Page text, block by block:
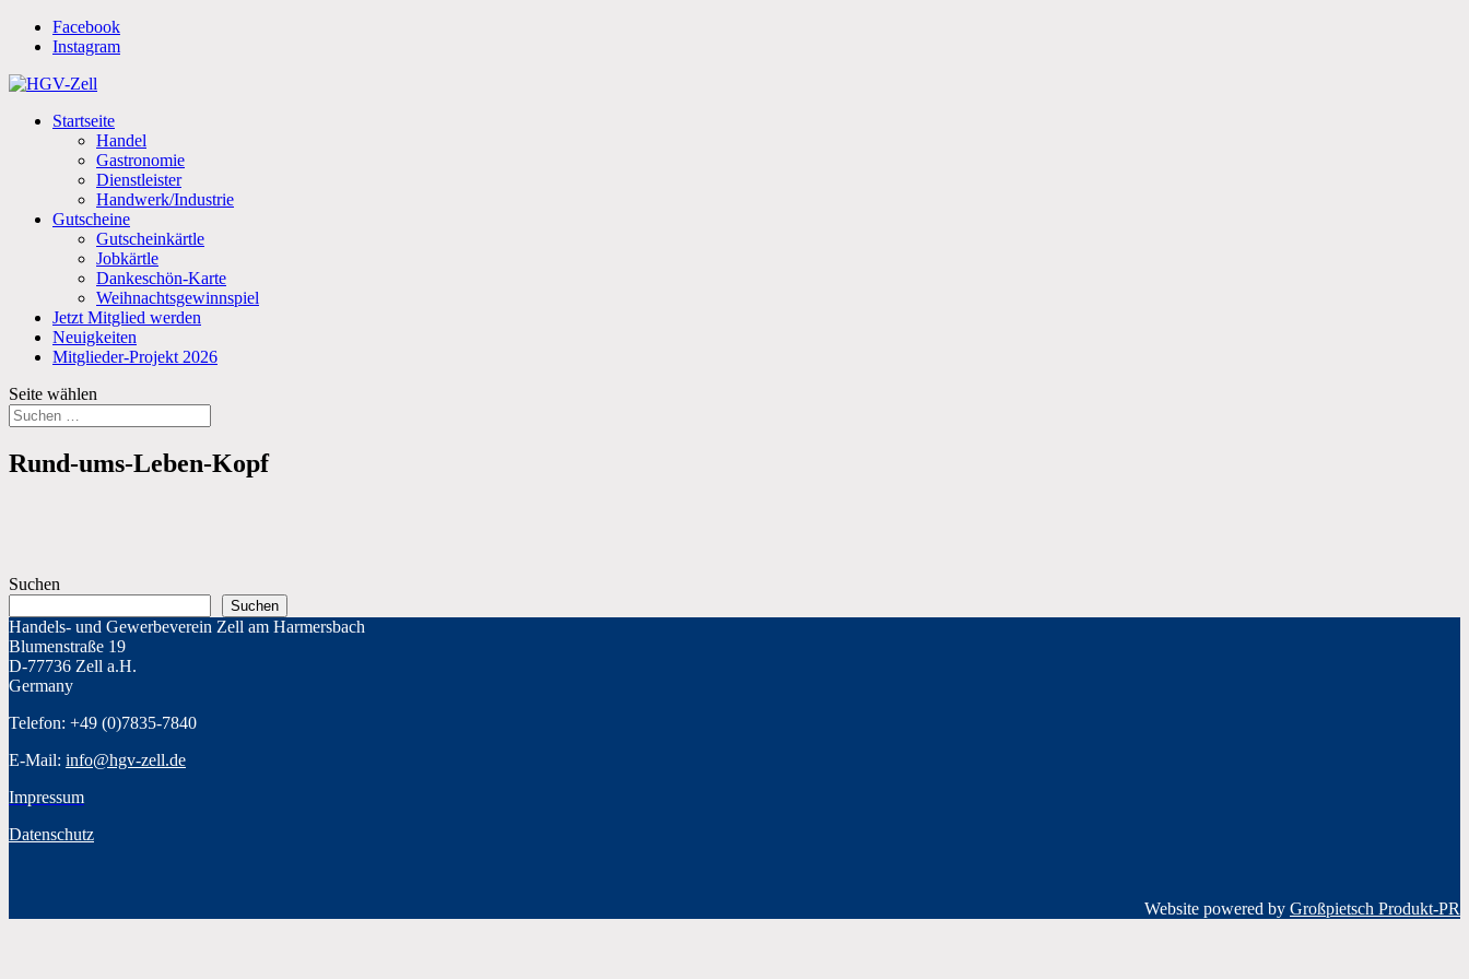
Facebook
Instagram
Startseite
Handel
Gastronomie
Dienstleister
Handwerk/Industrie
Gutscheine
Gutscheinkärtle
Jobkärtle
Dankeschön-Karte
Weihnachtsgewinnspiel
Jetzt Mitglied werden
Neuigkeiten
Mitglieder-Projekt 2026
Seite wählen
Rund-ums-Leben-Kopf
Suchen
Suchen
Handels- und Gewerbeverein Zell am Harmersbach
Blumenstraße 19
D-77736 Zell a.H.
Germany
Telefon: +49 (0)7835-7840
E-Mail: info@hgv-zell.de
Impressum
Datenschutz
Website powered by Großpietsch Produkt-PR